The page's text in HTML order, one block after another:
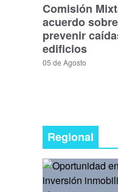
Comisión
acuerdo
prevenir
edificios
05 de Agosto
Regional